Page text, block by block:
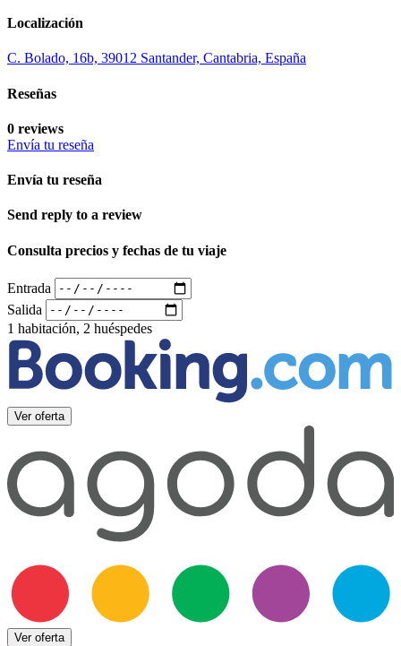
Localización
C. Bolado, 16b, 39012 Santander, Cantabria, España
Reseñas
0 reviews
Envía tu reseña
Envía tu reseña
Send reply to a review
Consulta precios y fechas de tu viaje
Entrada
Salida
1 habitación, 2 huéspedes
Ver oferta
Ver oferta